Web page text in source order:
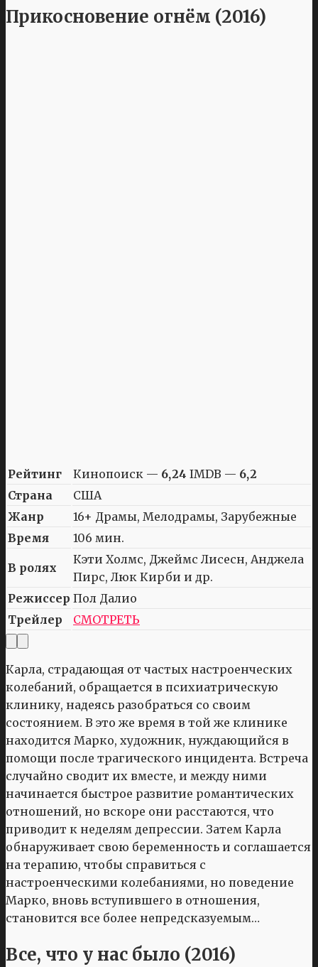
Прикосновение огнём (2016)
Рейтинг Кинопоиск — 6,24 IMDB — 6,2
Страна
США
Жанр
16+ Драмы, Мелодрамы, Зарубежные
Время
106 мин.
В ролях
Кэти Холмс, Джеймс Лисесн, Анджела
Пирс, Люк Кирби и др.
Режиссер Пол Далио
Трейлер
СМОТРЕТЬ
Карла, страдающая от частых настроенческих
колебаний, обращается в психиатрическую
клинику, надеясь разобраться со своим
состоянием. В это же время в той же клинике
находится Марко, художник, нуждающийся в
помощи после трагического инцидента. Встреча
случайно сводит их вместе, и между ними
начинается быстрое развитие романтических
отношений, но вскоре они расстаются, что
приводит к неделям депрессии. Затем Карла
обнаруживает свою беременность и соглашается
на терапию, чтобы справиться с
настроенческими колебаниями, но поведение
Марко, вновь вступившего в отношения,
становится все более непредсказуемым…
Все, что у нас было (2016)